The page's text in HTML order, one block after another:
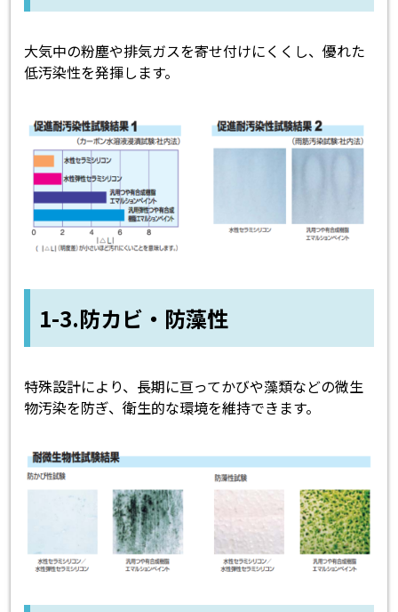
大気中の粉塵や排気ガスを寄せ付けにくくし、優れた
低汚染性を発揮します。
1-3.防カビ・防藻性
特殊設計により、長期に亘ってかびや藻類などの微生
物汚染を防ぎ、衛生的な環境を維持できます。